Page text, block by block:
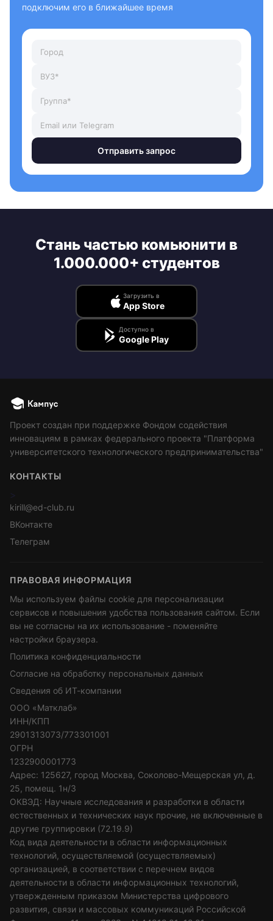
подключим его в ближайшее время
Отправить запрос
Стань частью комьюнити в
1.000.000+ студентов
Загрузить в
App Store
Доступно в
Google Play
Проект создан при поддержке Фондом содействия
инновациям в рамках федерального проекта "Платформа
университетского технологического предпринимательства"
КОНТАКТЫ
>
kirill@ed-club.ru
ВКонтакте
Телеграм
ПРАВОВАЯ ИНФОРМАЦИЯ
Мы используем файлы cookie для персонализации
сервисов и повышения удобства пользования сайтом. Если
вы не согласны на их использование - поменяйте
настройки браузера.
Политика конфиденциальности
Согласие на обработку персональных данных
Сведения об ИТ-компании
ООО «Матклаб»
ИНН/КПП
2901313073/773301001
ОГРН
1232900001773
Адрес: 125627, город Москва, Соколово-Мещерская ул, д.
25, помещ. 1н/3
ОКВЭД: Научные исследования и разработки в области
естественных и технических наук прочие, не включенные в
другие группировки (72.19.9)
Код вида деятельности в области информационных
технологий, осуществляемой (осуществляемых)
организацией, в соответствии с перечнем видов
деятельности в области информационных технологий,
утвержденным приказом Министерства цифрового
развития, связи и массовых коммуникаций Российской